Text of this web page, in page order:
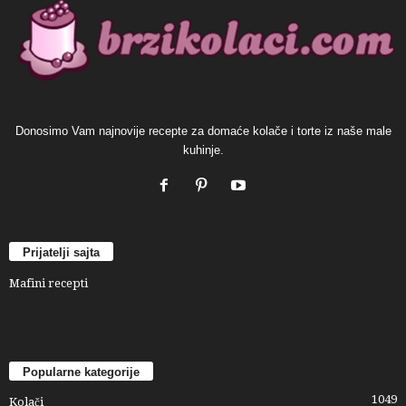
Donosimo Vam najnovije recepte za domaće kolače i torte iz naše male
kuhinje.
Prijatelji sajta
Mafini recepti
Popularne kategorije
Kolači 1049